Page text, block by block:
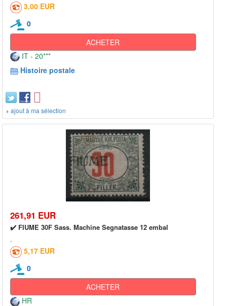
3,00 EUR
0
ACHETER
IT - 20***
Histoire postale
+ ajout à ma sélection
261,91 EUR
✔️ FIUME 30F Sass. Machine Segnatasse 12 embal
5,17 EUR
0
ACHETER
HR